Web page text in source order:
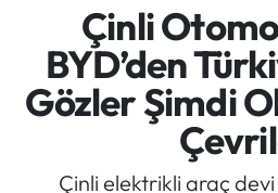
Çinli
BYD’den
Gözler Şimdi
Çinli elektrikli araç devi
Türkiye
Kültür/Sanat
Politika
Politik Kulis
Trabzon Trafik Yoğunluk
Süper Lig Puan Durumu
Tüm Manşetler
Son Dakika Haberleri